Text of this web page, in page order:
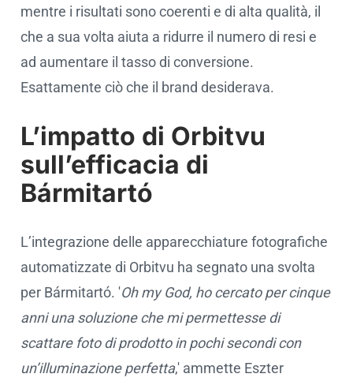
mentre i risultati sono coerenti e di alta qualità, il
che a sua volta aiuta a ridurre il numero di resi e
ad aumentare il tasso di conversione.
Esattamente ciò che il brand desiderava.
L’impatto di Orbitvu
sull’efficacia di
Bármitartó
L’integrazione delle apparecchiature fotografiche
automatizzate di Orbitvu ha segnato una svolta
per Bármitartó. 'Oh my God, ho cercato per cinque
anni una soluzione che mi permettesse di
scattare foto di prodotto in pochi secondi con
un’illuminazione perfetta,' ammette Eszter